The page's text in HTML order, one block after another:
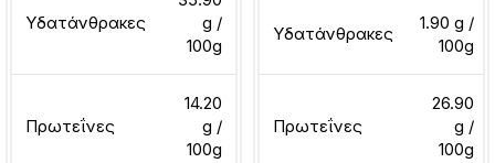
Υδατάνθρακες
g /
100g
Πρωτεΐνες
14.20
g /
100g
Υδατάνθρακες
1.90 g /
100g
Πρωτεΐνες
26.90
g /
100g